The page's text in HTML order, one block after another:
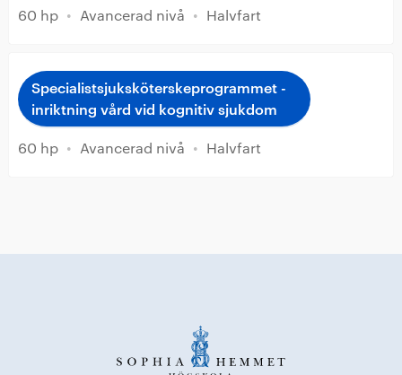
60 hp • Avancerad nivå • Halvfart
Specialistsjuksköterskeprogrammet -
inriktning vård vid kognitiv sjukdom
60 hp • Avancerad nivå • Halvfart